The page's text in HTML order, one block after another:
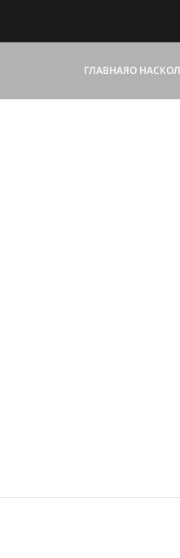
ГЛАВНАЯО НАС